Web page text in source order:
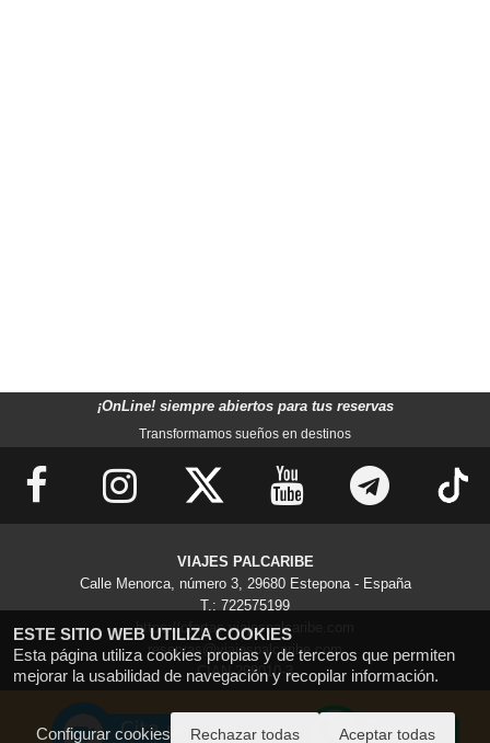
ESTE SITIO WEB UTILIZA COOKIES
Esta página utiliza cookies propias y de terceros que permiten
mejorar la usabilidad de navegación y recopilar información.
Configurar cookies Rechazar todas Aceptar todas
¡OnLine! siempre abiertos para tus reservas
Transformamos sueños en destinos
VIAJES PALCARIBE
Calle Menorca, número 3, 29680 Estepona - España
T.: 722575199
https://ofertas.viajespalcaribe.com
reservas@viajespalcaribe.com
CIAN-298010-3